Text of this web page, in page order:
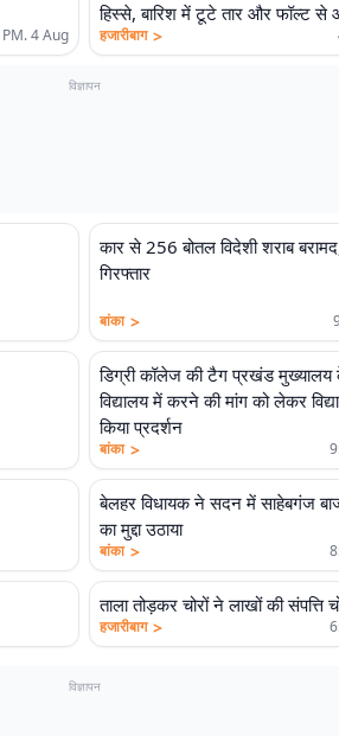
4 Aug
हिस्से, बारिश में टूटे तार और फॉल्ट से
हजारीबाग >
विज्ञापन
कार से 256 बोतल विदेशी शराब
गिरफ्तार
बांका >
डिग्री कॉलेज की टैग प्रखंड
विद्यालय में करने की मांग को लेकर
किया प्रदर्शन
बांका >
बेलहर विधायक ने सदन में साहेबगंज
का मुद्दा उठाया
बांका >
ताला तोड़कर चोरों ने लाखों की संपत्ति
हजारीबाग >
विज्ञापन